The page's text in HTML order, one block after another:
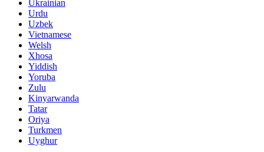
Ukrainian
Urdu
Uzbek
Vietnamese
Welsh
Xhosa
Yiddish
Yoruba
Zulu
Kinyarwanda
Tatar
Oriya
Turkmen
Uyghur